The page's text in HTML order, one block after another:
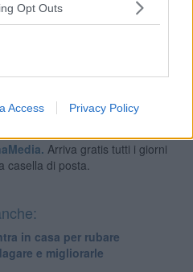
Opt Outs
Access Privacy Policy
center aziendale
per i servizi
anziché dalle 9.
Arriva gratis tutti i giorni
casella di posta.
in casa per rubare
e migliorarle